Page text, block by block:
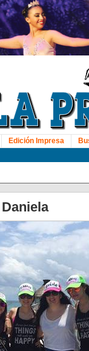
Edición Impresa